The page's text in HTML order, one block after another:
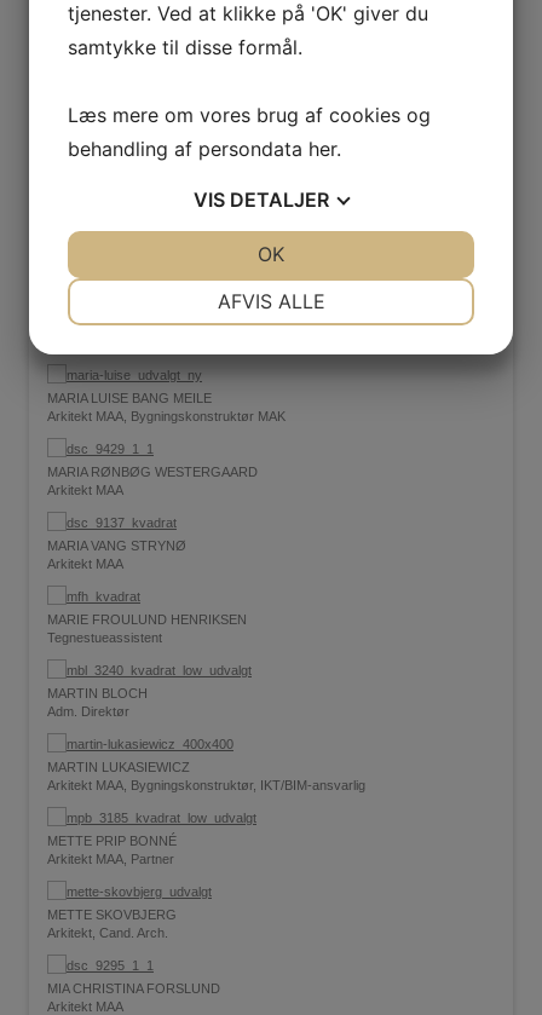
KATRINE STRODTMANN
Bygningskonstruktør MAK
Arkitekt MAA
Arkitekt Cand.arch.
MALENE NISSEN
MARIA LUISE BANG MEILE
Arkitekt MAA, Bygningskonstruktør MAK
MARIA RØNBØG WESTERGAARD
Arkitekt MAA
MARIA VANG STRYNØ
Arkitekt MAA
MARIE FROULUND HENRIKSEN
Tegnestueassistent
MARTIN BLOCH
Adm. Direktør
MARTIN LUKASIEWICZ
Arkitekt MAA, Bygningskonstruktør, IKT/BIM-ansvarlig
METTE PRIP BONNÉ
Arkitekt MAA, Partner
METTE SKOVBJERG
Arkitekt, Cand. Arch.
MIA CHRISTINA FORSLUND
Arkitekt MAA
tjenester. Ved at klikke på 'OK' giver du
samtykke til disse formål.
Læs mere om vores brug af cookies og
behandling af persondata her.
VIS DETALJER
MARKETING
AFVIS ALLE
OK